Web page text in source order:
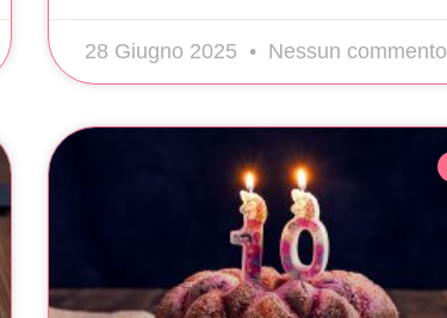
28 Giugno 2025 Nessun commento